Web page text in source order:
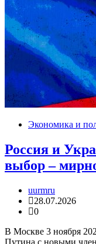
Экономика и
Россия и
выбор –
uurmru
28.07.2026
0
В Москве 3 ноября
Путина с новыми